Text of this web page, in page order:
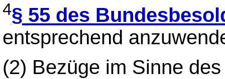
4§ 55 des
entsprechend
(2) Bezüge im Sinne